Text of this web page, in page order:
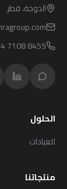
الدوحة، قطر
7108 8459
الحلول
للعيادات
منتجاتنا